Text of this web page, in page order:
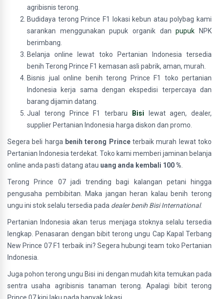
agribisnis terong.
Budidaya terong Prince F1 lokasi kebun atau polybag kami
sarankan menggunakan pupuk organik danpupuk NPK
berimbang.
Belanja online lewat toko Pertanian Indonesia tersedia
benih Terong Prince F1 kemasan asli pabrik, aman, murah.
Bisnis jual online benih terong Prince F1 toko pertanian
Indonesia kerja sama dengan ekspedisi terpercaya dan
barang dijamin datang.
Jual terong Prince F1 terbaru
Bisi lewat agen, dealer,
supplier Pertanian Indonesia harga diskon dan promo.
Segera beli harga benih terong Princeterbaik murah lewat toko
Pertanian Indonesia terdekat. Toko kami memberi jaminan belanja
online anda pasti datang atau uang anda kembali 100 %
Terong Prince 07 jadi trending bagi kalangan petani hingga
pengusaha pembibitan. Maka jangan heran kalau benih terong
ungu ini stok selalu tersedia pada dealer benih Bisi International.
Pertanian Indonesia akan terus menjaga stoknya selalu tersedia
lengkap. Penasaran dengan bibit terong ungu Cap Kapal Terbang
New Prince 07 F1 terbaik ini? Segera hubungi team toko Pertanian
Indonesia.
Juga pohon terong ungu Bisi ini dengan mudah kita temukan pada
sentra usaha agribisnis tanaman terong. Apalagi bibit terong